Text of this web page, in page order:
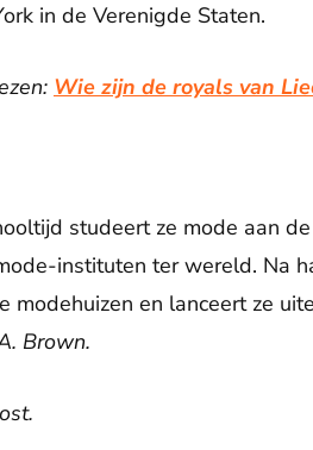
in de Verenigde Staten.
Wie zijn de royals van
studeert ze mode aan de
instituten ter wereld. Na
modehuizen en lanceert ze
Brown.